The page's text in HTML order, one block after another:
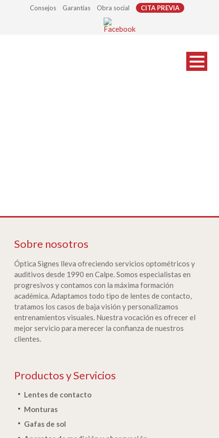
Consejos Garantías Obra social CITA PREVIA
Sobre nosotros
Óptica Signes lleva ofreciendo servicios optométricos y
auditivos desde 1990 en Calpe. Somos especialistas en
progresivos y contamos con la máxima formación
académica. Adaptamos todo tipo de lentes de contacto,
tratamos los casos de baja visión y personalizamos
entrenamientos visuales. Nuestra vocación es ofrecer el
mejor servicio para merecer la confianza de nuestros
clientes.
Productos y Servicios
Lentes de contacto
Monturas
Gafas de sol